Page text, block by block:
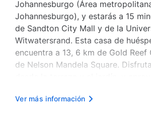
Johannesburgo (Área
Johannesburgo), y estarás a 15
de Sandton City Mall y de la
Witwatersrand. Esta casa de
encuentra a 13, 6 km de Gold
de Nelson Mandela Square.
Internet wifi gratis. Encontrarás
Ver más información